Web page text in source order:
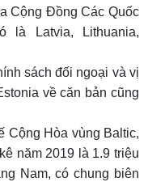
Cộng Đồng Các Quốc
Latvia, Lithuania,
sách đối ngoại và vị
về căn bản cũng
Cộng Hòa vùng Baltic,
năm 2019 là 1.9 triệu
Nam, có chung biên